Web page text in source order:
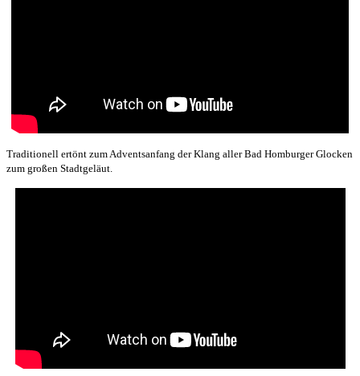
Traditionell ertönt zum Adventsanfang derKlang aller Bad Homburger Glocken
zum großen Stadtgeläut.